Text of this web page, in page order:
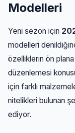
Modelleri
Yeni sezon için
modelleri
özelliklerin ön plana
düzenlemesi
için farklı
nitelikleri bulunan
ediyor.